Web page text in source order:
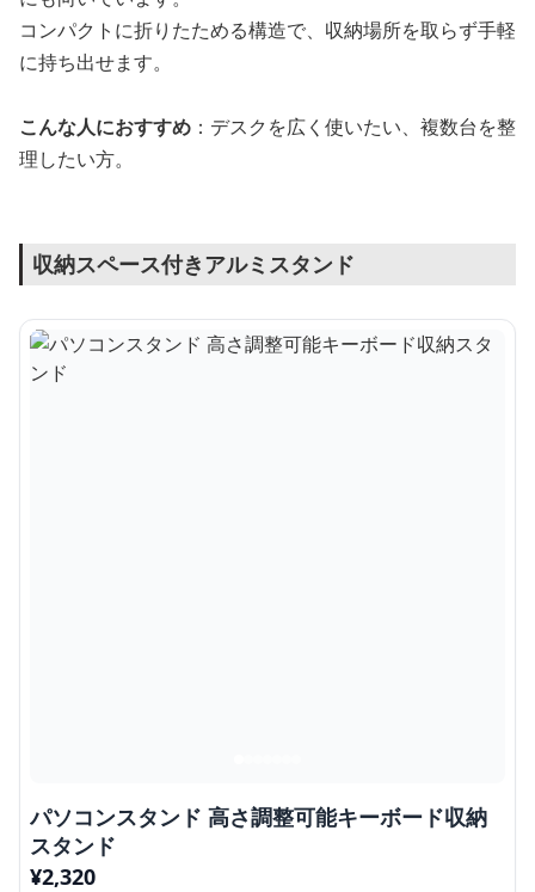
コンパクトに折りたためる構造で、収納場所を取らず手軽
に持ち出せます。
こんな人におすすめ ：デスクを広く使いたい、複数台を整
理したい方。
収納スペース付きアルミスタンド
パソコンスタンド 高さ調整可能キーボード収納
スタンド
¥2,320